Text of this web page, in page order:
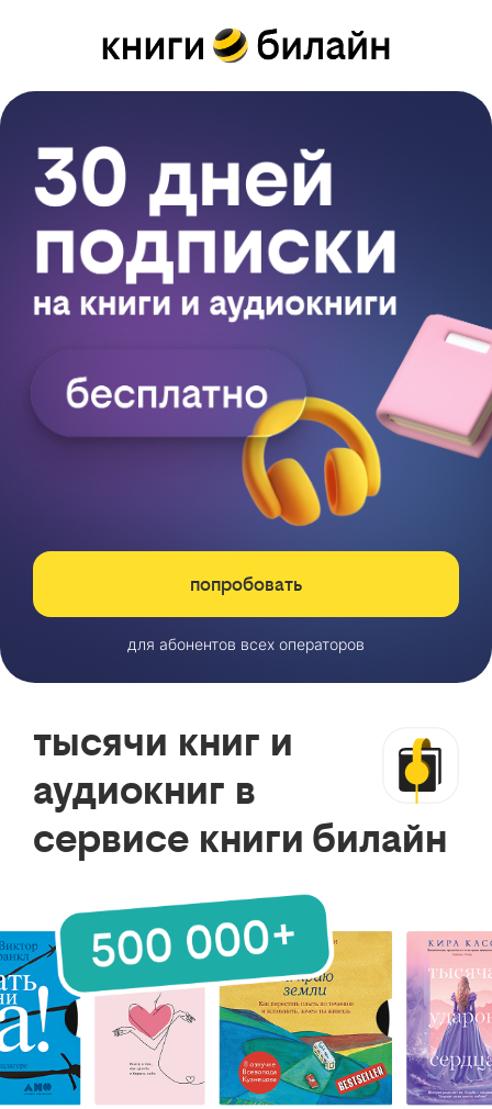
попробовать
для абонентов всех операторов
тысячи книг и
аудиокниг в
сервисе книги билайн